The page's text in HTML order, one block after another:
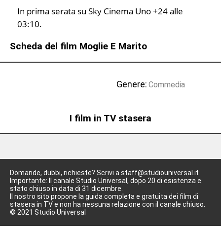
In prima serata su Sky Cinema Uno +24 alle
03:10.
Scheda del film Moglie E Marito
Genere: Commedia
I film in TV stasera
Domande, dubbi, richieste? Scrivi a staff@studiouniversal.it
Importante: Il canale Studio Universal, dopo 20 di esistenza e
stato chiuso in data di 31 dicembre.
Il nostro sito propone la guida completa e gratuita dei film di
stasera in TV e non ha nessuna relazione con il canale chiuso.
© 2021 Studio Universal